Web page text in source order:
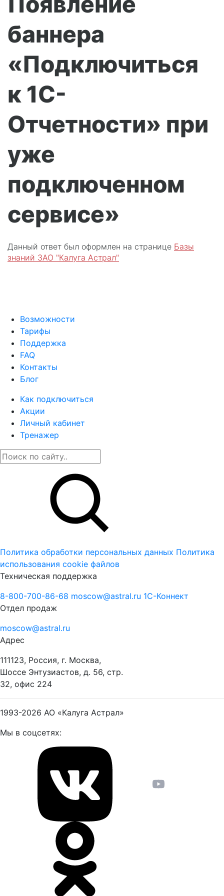
баннера
«Подключиться
к 1С-
Отчетности» при
уже
подключенном
сервисе»
Данный ответ был оформлен на странице Базы
знаний ЗАО "Калуга Астрал"
Возможности
Тарифы
Поддержка
FAQ
Контакты
Блог
Как подключиться
Акции
Личный кабинет
Тренажер
Политика обработки персональных данных Политика
использования cookie файлов
Техническая поддержка
8-800-700-86-68 moscow@astral.ru 1С-Коннект
Отдел продаж
moscow@astral.ru
Адрес
111123, Россия, г. Москва,
Шоссе Энтузиастов, д. 56, стр.
32, офис 224
1993-2026 АО «Калуга Астрал»
Мы в соцсетях: